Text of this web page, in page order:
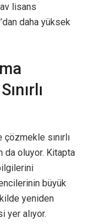
lisans
daha yüksek
çözmekle sınırlı
da oluyor. Kitapta
büyük
yeniden
yer alıyor.